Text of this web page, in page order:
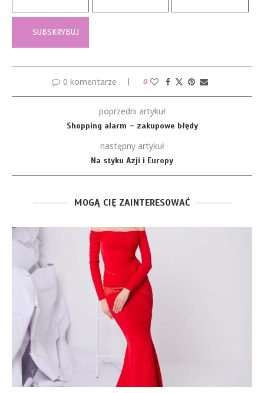
0 komentarze 0
poprzedni artykuł
Shopping alarm – zakupowe błędy
następny artykuł
Na styku Azji i Europy
MOGĄ CIĘ ZAINTERESOWAĆ